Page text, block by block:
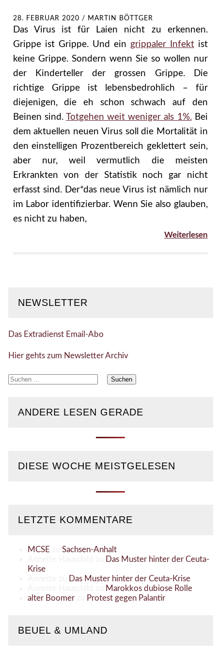
28. FEBRUAR 2020 / MARTIN BÖTTGER
Das Virus ist für Laien nicht zu erkennen.
Grippe ist Grippe. Und ein grippaler Infektist
keine Grippe. Sondern wenn Sie so wollen nur
der Kinderteller der grossen Grippe. Die
richtige Grippe ist lebensbedrohlich – für
diejenigen, die eh schon schwach auf den
Beinen sind.
Totgehen weit weniger als 1%.Bei
dem aktuellen neuen Virus soll die Mortalität in
den einstelligen Prozentbereich geklettert sein,
aber nur, weil vermutlich die meisten
Erkrankten von der Statistik noch gar nicht
erfasst sind. Der*das neue Virus ist nämlich nur
im Labor identifizierbar. Wenn Sie also glauben,
es nicht zu haben,
Weiterlesen
NEWSLETTER
Das Extradienst Email-Abo
Hier gehts zum Newsletter Archiv
Suchen
ANDERE LESEN GERADE
DIESE WOCHE MEISTGELESEN
LETZTE KOMMENTARE
MCSE
Sachsen-Anhalt
Das Muster hinter der Ceuta-
Krise
Das Muster hinter der Ceuta-Krise
Marokkos dubiose Rolle
alter Boomerzu Protest gegen Palantir
BEUEL & UMLAND